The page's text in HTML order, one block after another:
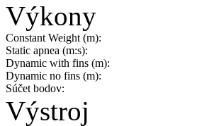
Výkony
Constant Weight (m):
Static apnea (m:s):
Dynamic with fins (m):
Dynamic no fins (m):
Súčet bodov:
Výstroj